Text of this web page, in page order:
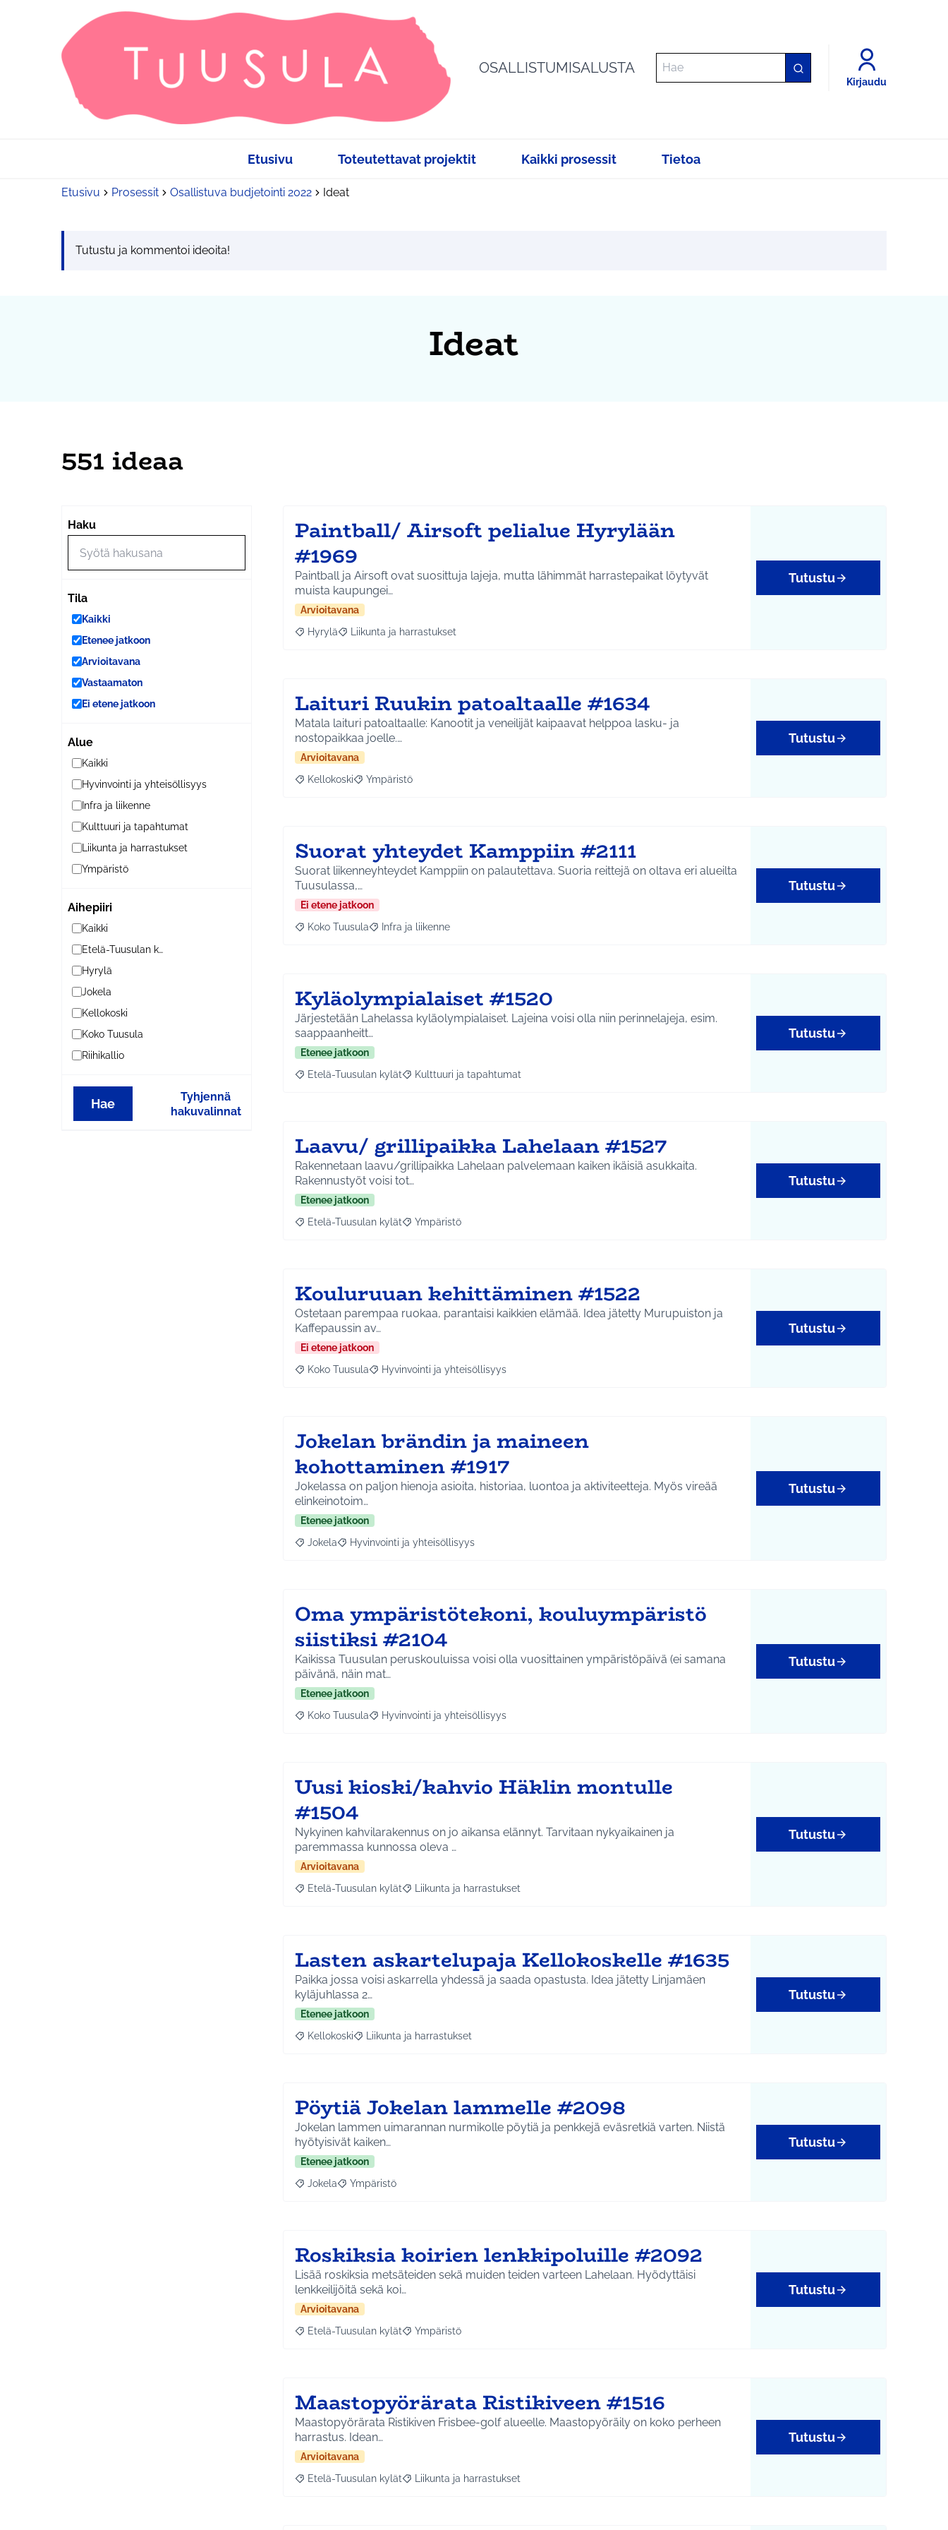
OSALLISTUMISALUSTA
Kirjaudu
Etusivu Toteutettavat projektit Kaikki prosessit Tietoa
Etusivu Prosessit Osallistuva budjetointi 2022 Ideat
Tutustu ja kommentoi ideoita!
Ideat
551 ideaa
Haku
Tila
Kaikki
Etenee jatkoon
Arvioitavana
Vastaamaton
Ei etene jatkoon
Alue
Kaikki
Hyvinvointi ja yhteisöllisyys
Infra ja liikenne
Kulttuuri ja tapahtumat
Liikunta ja harrastukset
Ympäristö
Aihepiiri
Kaikki
Etelä-Tuusulan kylät
Hyrylä
Jokela
Kellokoski
Koko Tuusula
Riihikallio
Hae
Tyhjennä
hakuvalinnat
Paintball/ Airsoft pelialue Hyrylään
#1969
Paintball ja Airsoft ovat suosittuja lajeja, mutta lähimmät harrastepaikat löytyvät
muista kaupungei…
Arvioitavana
Rajaa tulokset aihepiirin mukaan: Hyrylä
Hyrylä Rajaa tulokset teeman mukaan: Liikunta ja harrastukset
Liikunta ja harrastukset
Tutustu
Laituri Ruukin patoaltaalle #1634
Matala laituri patoaltaalle: Kanootit ja veneilijät kaipaavat helppoa lasku- ja
nostopaikkaa joelle.…
Arvioitavana
Rajaa tulokset aihepiirin mukaan: Kellokoski
Kellokoski Rajaa tulokset teeman mukaan: Ympäristö
Ympäristö
Tutustu
Suorat yhteydet Kamppiin #2111
Suorat liikenneyhteydet Kamppiin on palautettava. Suoria reittejä on oltava eri alueilta
Tuusulassa,…
Ei etene jatkoon
Rajaa tulokset aihepiirin mukaan: Koko Tuusula
Koko Tuusula Rajaa tulokset teeman mukaan: Infra ja liikenne
Infra ja liikenne
Tutustu
Kyläolympialaiset #1520
Järjestetään Lahelassa kyläolympialaiset. Lajeina voisi olla niin perinnelajeja, esim.
saappaanheitt…
Etenee jatkoon
Rajaa tulokset aihepiirin mukaan: Etelä-Tuusulan kylät
Etelä-Tuusulan kylät Rajaa tulokset teeman mukaan: Kulttuuri ja tapahtumat
Kulttuuri ja tapahtumat
Tutustu
Laavu/ grillipaikka Lahelaan #1527
Rakennetaan laavu/grillipaikka Lahelaan palvelemaan kaiken ikäisiä asukkaita.
Rakennustyöt voisi tot…
Etenee jatkoon
Rajaa tulokset aihepiirin mukaan: Etelä-Tuusulan kylät
Etelä-Tuusulan kylät Rajaa tulokset teeman mukaan: Ympäristö
Ympäristö
Tutustu
Kouluruuan kehittäminen #1522
Ostetaan parempaa ruokaa, parantaisi kaikkien elämää. Idea jätetty Murupuiston ja
Kaffepaussin av…
Ei etene jatkoon
Rajaa tulokset aihepiirin mukaan: Koko Tuusula
Koko Tuusula Rajaa tulokset teeman mukaan: Hyvinvointi ja yhteisöllisyys
Hyvinvointi ja yhteisöllisyys
Tutustu
Jokelan brändin ja maineen
kohottaminen #1917
Jokelassa on paljon hienoja asioita, historiaa, luontoa ja aktiviteetteja. Myös vireää
elinkeinotoim…
Etenee jatkoon
Rajaa tulokset aihepiirin mukaan: Jokela
Jokela Rajaa tulokset teeman mukaan: Hyvinvointi ja yhteisöllisyys
Hyvinvointi ja yhteisöllisyys
Tutustu
Oma ympäristötekoni, kouluympäristö
siistiksi #2104
Kaikissa Tuusulan peruskouluissa voisi olla vuosittainen ympäristöpäivä (ei samana
päivänä, näin mat…
Etenee jatkoon
Rajaa tulokset aihepiirin mukaan: Koko Tuusula
Koko Tuusula Rajaa tulokset teeman mukaan: Hyvinvointi ja yhteisöllisyys
Hyvinvointi ja yhteisöllisyys
Tutustu
Uusi kioski/kahvio Häklin montulle
#1504
Nykyinen kahvilarakennus on jo aikansa elännyt. Tarvitaan nykyaikainen ja
paremmassa kunnossa oleva …
Arvioitavana
Rajaa tulokset aihepiirin mukaan: Etelä-Tuusulan kylät
Etelä-Tuusulan kylät Rajaa tulokset teeman mukaan: Liikunta ja harrastukset
Liikunta ja harrastukset
Tutustu
Lasten askartelupaja Kellokoskelle #1635
Paikka jossa voisi askarrella yhdessä ja saada opastusta. Idea jätetty Linjamäen
kyläjuhlassa 2…
Etenee jatkoon
Rajaa tulokset aihepiirin mukaan: Kellokoski
Kellokoski Rajaa tulokset teeman mukaan: Liikunta ja harrastukset
Liikunta ja harrastukset
Tutustu
Pöytiä Jokelan lammelle #2098
Jokelan lammen uimarannan nurmikolle pöytiä ja penkkejä eväsretkiä varten. Niistä
hyötyisivät kaiken…
Etenee jatkoon
Rajaa tulokset aihepiirin mukaan: Jokela
Jokela Rajaa tulokset teeman mukaan: Ympäristö
Ympäristö
Tutustu
Roskiksia koirien lenkkipoluille #2092
Lisää roskiksia metsäteiden sekä muiden teiden varteen Lahelaan. Hyödyttäisi
lenkkeilijöitä sekä koi…
Arvioitavana
Rajaa tulokset aihepiirin mukaan: Etelä-Tuusulan kylät
Etelä-Tuusulan kylät Rajaa tulokset teeman mukaan: Ympäristö
Ympäristö
Tutustu
Maastopyörärata Ristikiveen #1516
Maastopyörärata Ristikiven Frisbee-golf alueelle. Maastopyöräily on koko perheen
harrastus. Idean…
Arvioitavana
Rajaa tulokset aihepiirin mukaan: Etelä-Tuusulan kylät
Etelä-Tuusulan kylät Rajaa tulokset teeman mukaan: Liikunta ja harrastukset
Liikunta ja harrastukset
Tutustu